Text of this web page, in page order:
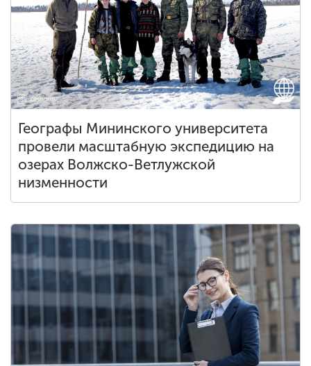
Географы Мининского университета
провели масштабную экспедицию на
озерах Волжско-Ветлужской
низменности